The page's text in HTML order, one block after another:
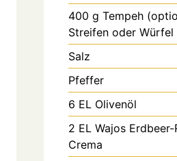
400 g Tempeh
Streifen oder
Salz
Pfeffer
6 EL Olivenöl
2 EL Wajos
Crema